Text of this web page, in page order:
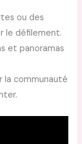
ou des
le défilement.
et panoramas
la communauté